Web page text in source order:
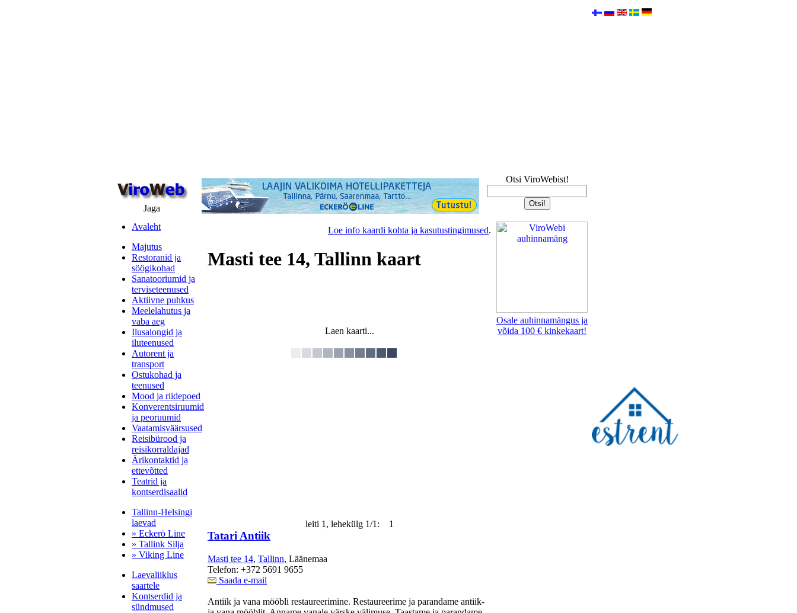
Jaga
Otsi ViroWebist!
Avaleht
Majutus
Restoranid ja
söögikohad
Sanatooriumid ja
terviseteenused
Aktiivne puhkus
Meelelahutus ja
vaba aeg
Ilusalongid ja
iluteenused
Autorent ja
transport
Ostukohad ja
teenused
Mood ja riidepoed
Konverentsiruumid
ja peoruumid
Vaatamisväärsused
Reisibürood ja
reisikorraldajad
Ärikontaktid ja
ettevõtted
Teatrid ja
kontserdisaalid
Tallinn-Helsingi
laevad
» Eckerö Line
» Tallink Silja
» Viking Line
Laevaliiklus
saartele
Kontserdid ja
sündmused
Loe info kaardi kohta ja kasutustingimused.
Masti tee 14, Tallinn kaart
Laen kaarti...
leiti 1, lehekülg 1/1: 1
Tatari Antiik
Masti tee 14, Tallinn, Läänemaa
Telefon: +372 5691 9655
Saada e-mail
Antiik ja vana mööbli restaureerimine. Restaureerime ja parandame antiik-
Osale auhinnamängus ja
võida 100 € kinkekaart!